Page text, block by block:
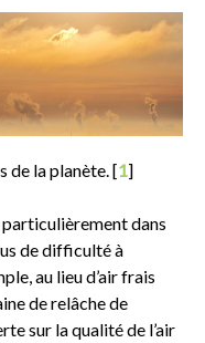
de la planète. [1]
dans
de difficulté à
au lieu d’air frais
de relâche de
sur la qualité de l’air